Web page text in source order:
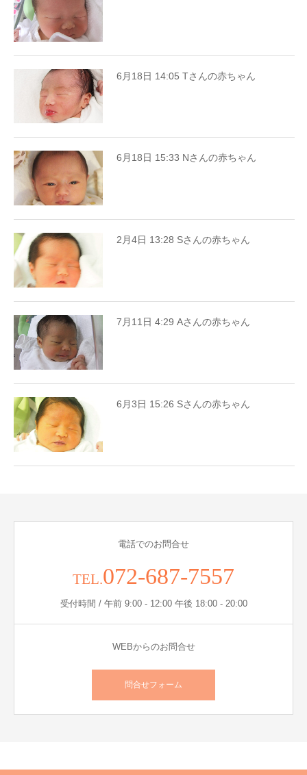
6月18日 14:05 Tさんの赤ちゃん
6月18日 15:33 Nさんの赤ちゃん
2月4日 13:28 Sさんの赤ちゃん
7月11日 4:29 Aさんの赤ちゃん
6月3日 15:26 Sさんの赤ちゃん
電話でのお問合せ
TEL.072-687-7557
受付時間 / 午前 9:00 - 12:00 午後 18:00 - 20:00
WEBからのお問合せ
問合せフォーム